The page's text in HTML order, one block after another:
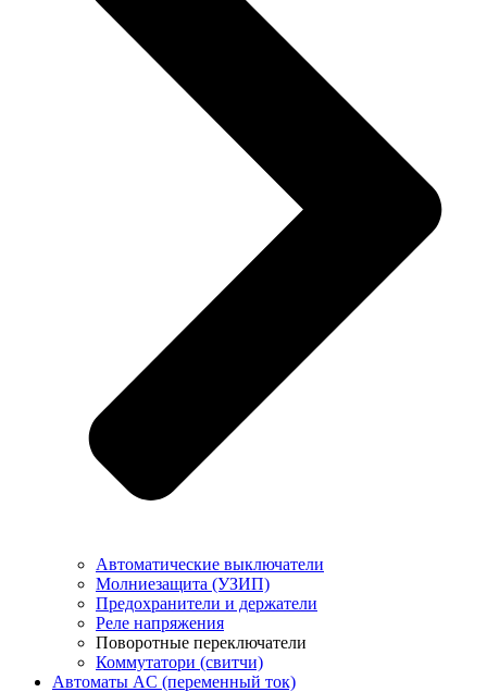
Автоматические выключатели
Молниезащита (УЗИП)
Предохранители и держатели
Реле напряжения
Поворотные переключатели
Коммутатори (свитчи)
Автоматы AC (переменный ток)